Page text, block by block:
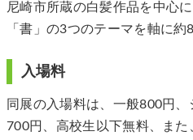
尼崎市所蔵の白髪作品を中心
「書」の3つのテーマを軸に約
入場料
同展の入場料は、一般800円
700円、高校生以下無料、ま